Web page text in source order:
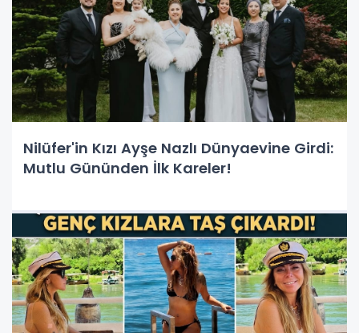
Nilüfer'in Kızı Ayşe Nazlı Dünyaevine Girdi:
Mutlu Gününden İlk Kareler!